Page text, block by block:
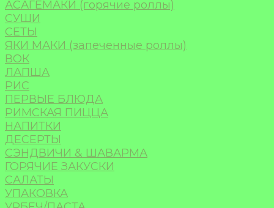
АСАГЕМАКИ (горячие роллы)
СУШИ
СЕТЫ
ЯКИ МАКИ (запеченные роллы)
ВОК
ЛАПША
РИС
ПЕРВЫЕ БЛЮДА
РИМСКАЯ ПИЦЦА
НАПИТКИ
ДЕСЕРТЫ
СЭНДВИЧИ & ШАВАРМА
ГОРЯЧИЕ ЗАКУСКИ
САЛАТЫ
УПАКОВКА